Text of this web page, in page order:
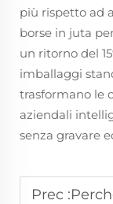
più rispetto ad
borse in juta
un ritorno del
imballaggi
trasformano le
aziendali
senza gravare
Prec :Perché le